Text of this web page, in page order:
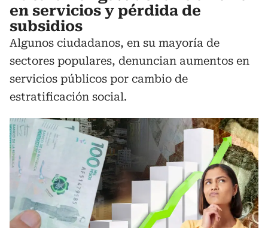
en servicios y pérdida de
subsidios
Algunos ciudadanos, en su mayoría de
sectores populares, denuncian aumentos en
servicios públicos por cambio de
estratificación social.